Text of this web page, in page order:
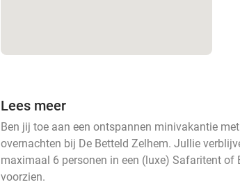
Lees meer
Ben jij toe aan een ontspannen minivakantie
overnachten bij De Betteld Zelhem. Jullie
maximaal 6 personen in een (luxe) Safaritent
voorzien.